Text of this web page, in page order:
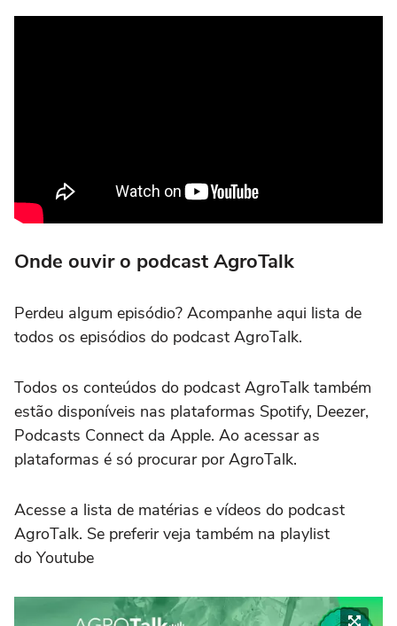
Onde ouvir o podcast AgroTalk
Perdeu algum episódio? Acompanhe aqui lista de
todos os episódios do podcast AgroTalk.
Todos os conteúdos do podcast AgroTalk também
estão disponíveis nas plataformas Spotify, Deezer,
Podcasts Connect da Apple. Ao acessar as
plataformas é só procurar por AgroTalk.
Acesse a lista de matérias e vídeos do podcast
AgroTalk. Se preferir veja também na playlist
do Youtube